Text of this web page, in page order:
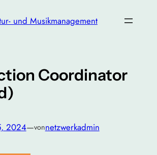
und Musikmanagement
Coordinator
2024—vonnetzwerkadmin